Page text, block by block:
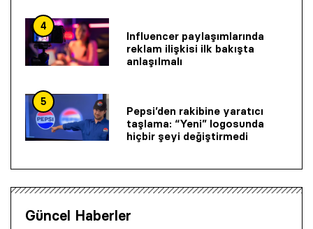
4
Influencer paylaşımlarında
reklam ilişkisi ilk bakışta
anlaşılmalı
5
Pepsi’den rakibine yaratıcı
taşlama: “Yeni” logosunda
hiçbir şeyi değiştirmedi
Güncel Haberler